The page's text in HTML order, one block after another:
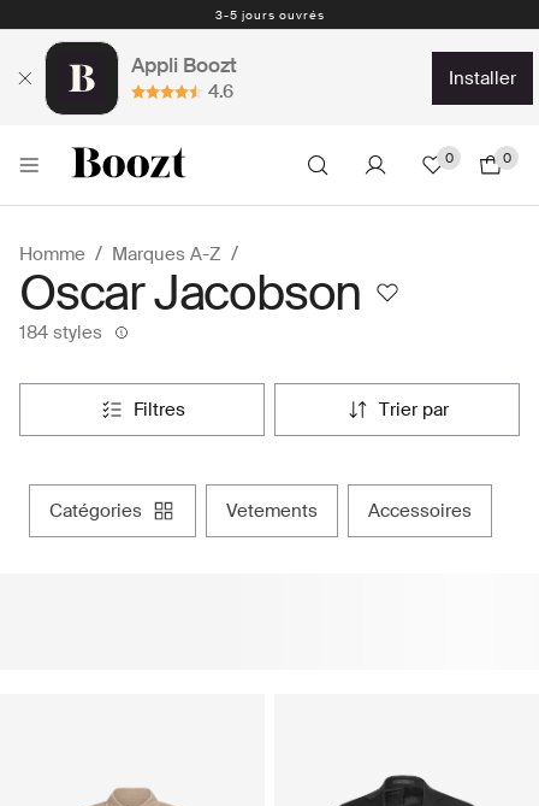
Retours faciles - 30 jours - Étiquette de retour prepayé
Appli Boozt
4.6
installer
0 0
Homme Marques A-Z
Oscar Jacobson
184 styles
filtres trier par
catégories vetements accessoires